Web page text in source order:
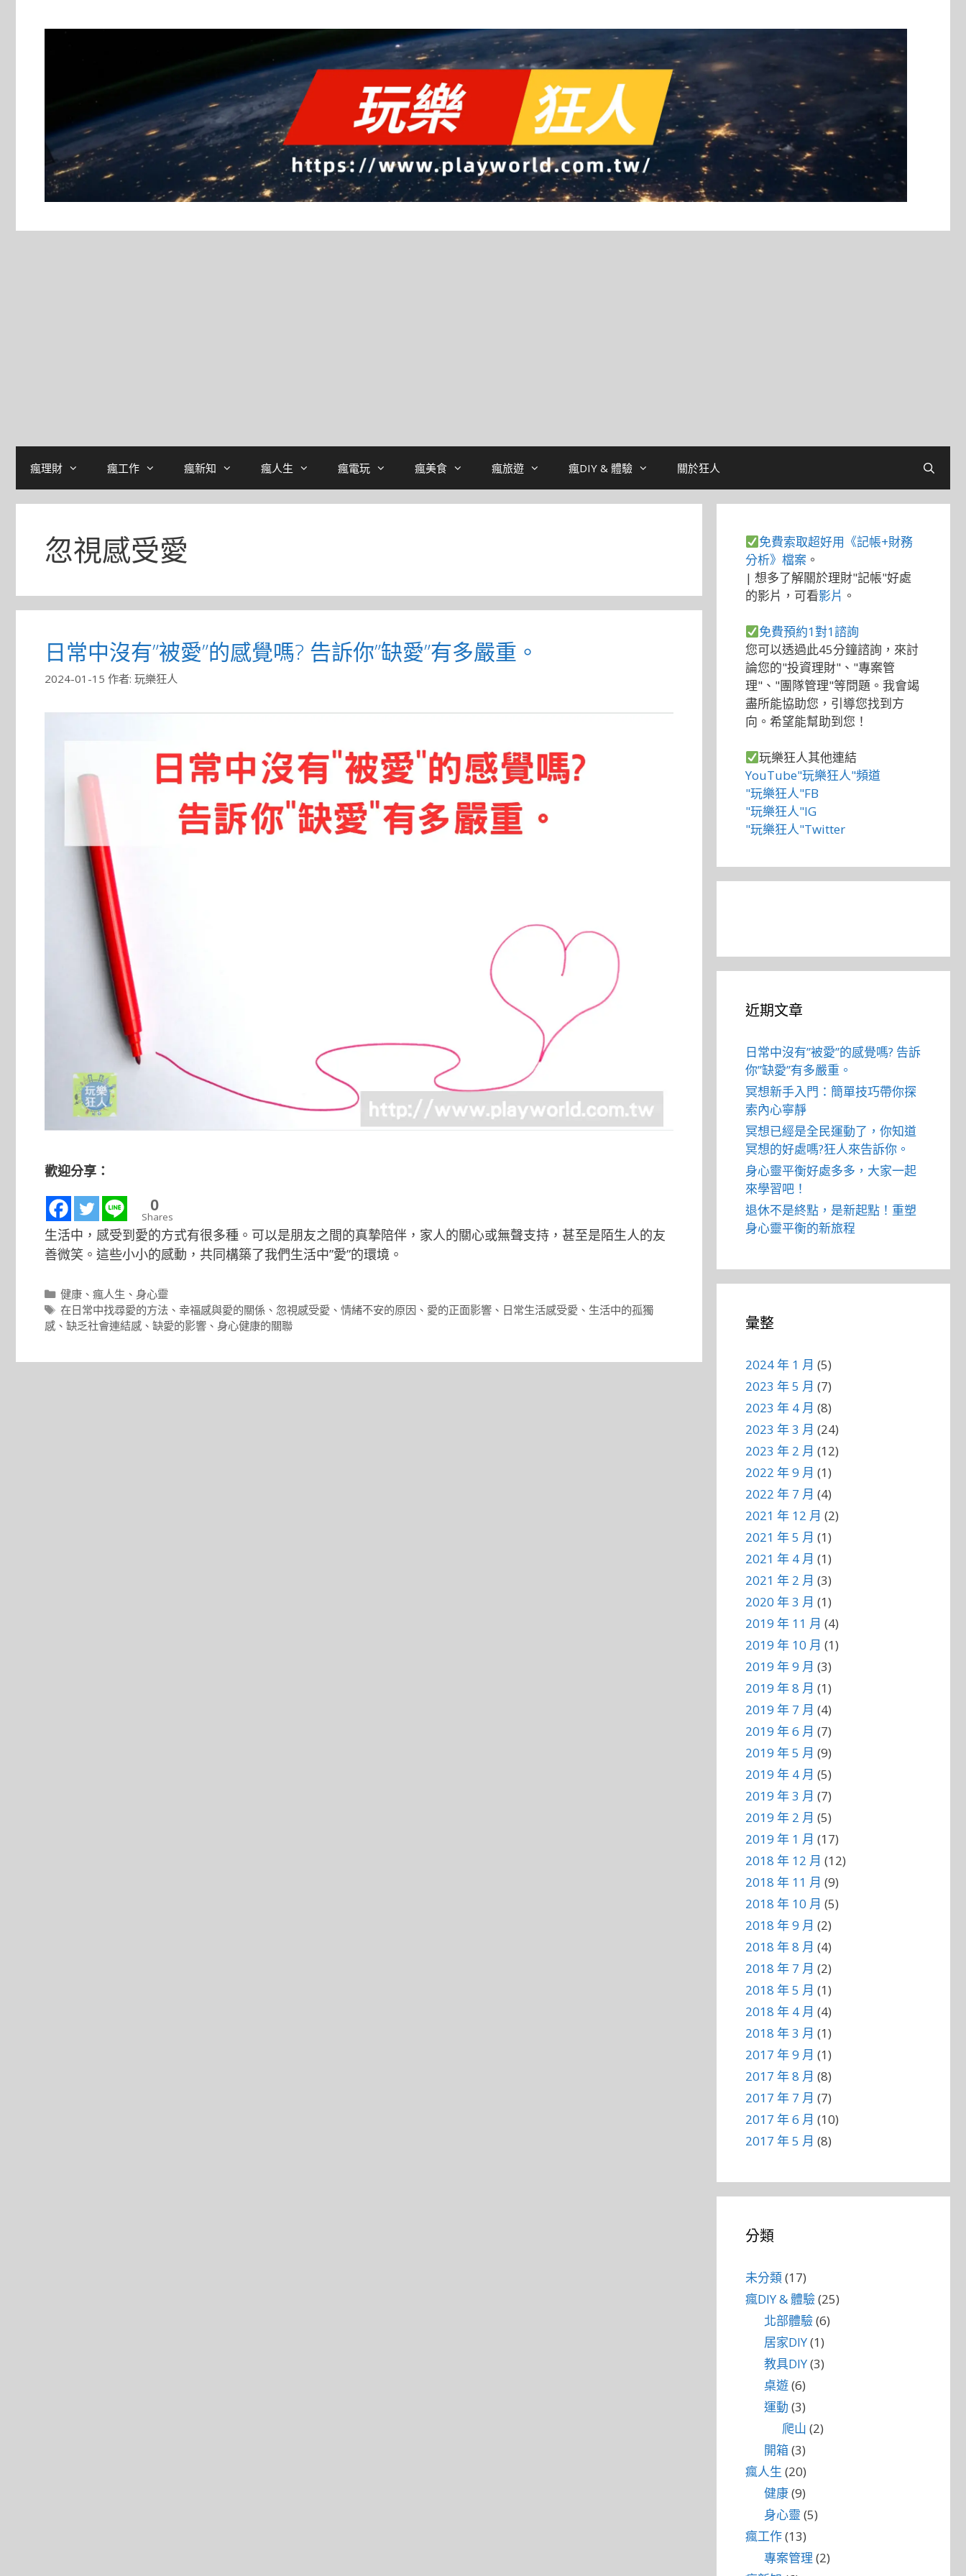
瘋理財 瘋工作 瘋新知 瘋人生 瘋電玩 瘋美食 瘋旅遊 瘋DIY & 體驗 關於狂人
忽視感受愛
日常中沒有”被愛”的感覺嗎? 告訴你”缺愛”有多嚴重。
2024-01-15 作者: 玩樂狂人
歡迎分享：
0
Shares
生活中，感受到愛的方式有很多種。可以是朋友之間的真摯陪伴，家人的關心或無聲支持，甚至是陌生人的友
善微笑。這些小小的感動，共同構築了我們生活中”愛”的環境。
分
類
健康 、瘋人生 、 身心靈
標
籤
在日常中找尋愛的方法 、幸福感與愛的關係 、 忽視感受愛 、情緒不安的原因 、 愛的正面影響 、 日常生活感受愛 、 生活中的孤獨
感 、 缺乏社會連結感 、 缺愛的影響 、 身心健康的關聯
免費索取超好用《記帳+財務
分析》檔案 。
| 想多了解關於理財"記帳"好處
的影片，可看影片 。
免費預約1對1諮詢
您可以透過此45分鐘諮詢，來討
論您的"投資理財"、"專案管
理"、"團隊管理"等問題。我會竭
盡所能協助您，引導您找到方
向。希望能幫助到您！
玩樂狂人其他連結
YouTube"玩樂狂人"頻道
"玩樂狂人"FB
"玩樂狂人"IG
"玩樂狂人"Twitter
近期文章
日常中沒有”被愛”的感覺嗎? 告訴
你”缺愛”有多嚴重。
冥想新手入門：簡單技巧帶你探
索內心寧靜
冥想已經是全民運動了，你知道
冥想的好處嗎?狂人來告訴你。
身心靈平衡好處多多，大家一起
來學習吧！
退休不是終點，是新起點！重塑
身心靈平衡的新旅程
彙整
2024 年 1 月 (5)
2023 年 5 月 (7)
2023 年 4 月 (8)
2023 年 3 月 (24)
2023 年 2 月 (12)
2022 年 9 月 (1)
2022 年 7 月 (4)
2021 年 12 月 (2)
2021 年 5 月 (1)
2021 年 4 月 (1)
2021 年 2 月 (3)
2020 年 3 月 (1)
2019 年 11 月 (4)
2019 年 10 月 (1)
2019 年 9 月 (3)
2019 年 8 月 (1)
2019 年 7 月 (4)
2019 年 6 月 (7)
2019 年 5 月 (9)
2019 年 4 月 (5)
2019 年 3 月 (7)
2019 年 2 月 (5)
2019 年 1 月 (17)
2018 年 12 月 (12)
2018 年 11 月 (9)
2018 年 10 月 (5)
2018 年 9 月 (2)
2018 年 8 月 (4)
2018 年 7 月 (2)
2018 年 5 月 (1)
2018 年 4 月 (4)
2018 年 3 月 (1)
2017 年 9 月 (1)
2017 年 8 月 (8)
2017 年 7 月 (7)
2017 年 6 月 (10)
2017 年 5 月 (8)
分類
未分類(17)
瘋DIY & 體驗(25)
北部體驗(6)
居家DIY(1)
教具DIY(3)
桌遊(6)
運動 (3)
爬山 (2)
開箱(3)
瘋人生 (20)
健康(9)
身心靈 (5)
瘋工作(13)
專案管理 (2)